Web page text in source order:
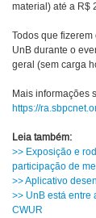
material) até a R$
Todos que
UnB durante o
geral (sem carga
Mais informações
https://
Leia também:
>> Exposição e
participação de
>> Aplicativo
>> UnB está entre
CWUR